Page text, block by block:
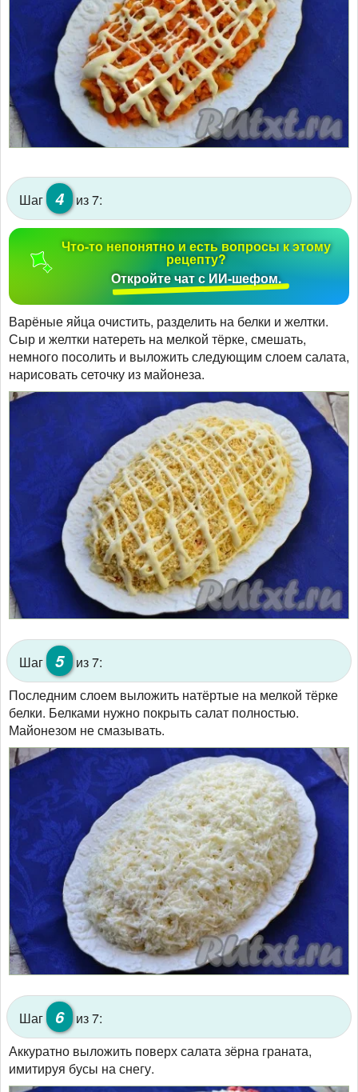
Шаг 4 из 7:
Что-то непонятно и есть вопросы к этому
рецепту?
Откройте чат с ИИ-шефом.
Варёные яйца очистить, разделить на белки и желтки.
Сыр и желтки натереть на мелкой тёрке, смешать,
немного посолить и выложить следующим слоем салата,
нарисовать сеточку из майонеза.
Шаг 5
из 7:
Последним слоем выложить натёртые на мелкой тёрке
белки. Белками нужно покрыть салат полностью.
Майонезом не смазывать.
Шаг 6
из 7:
Аккуратно выложить поверх салата зёрна граната,
имитируя бусы на снегу.